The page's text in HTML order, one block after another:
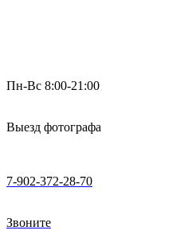
Пн-Вс 8:00-21:00
Выезд фотографа
7-902-372-28-70
Звоните